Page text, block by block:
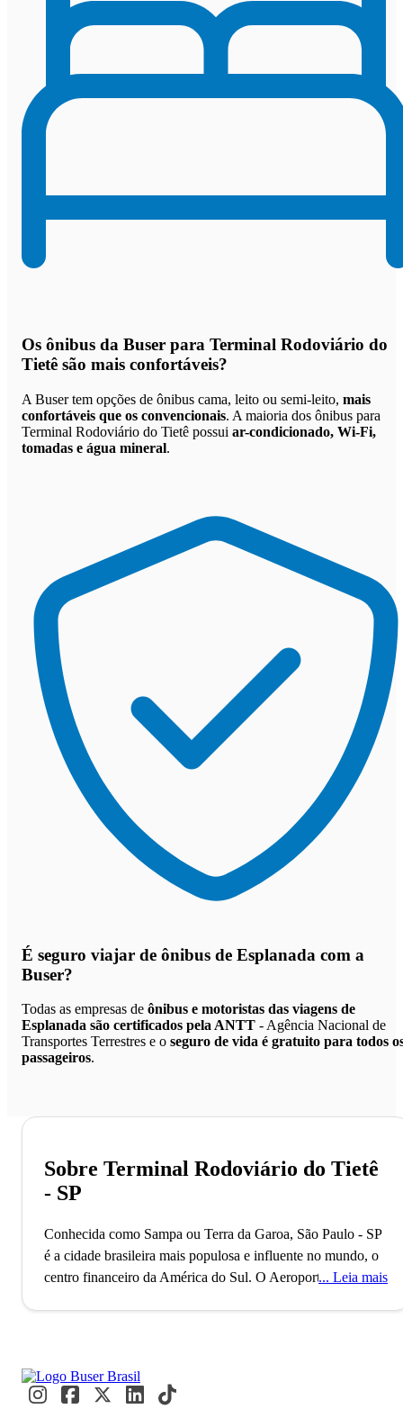
Os ônibus da Buser para Terminal Rodoviário do
Tietê são mais confortáveis?
A Buser tem opções de ônibus cama, leito ou semi-leito, mais
confortáveis que os convencionais. A maioria dos ônibus para
Terminal Rodoviário do Tietê possui ar-condicionado, Wi-Fi,
tomadas e água mineral.
É seguro viajar de ônibus de Esplanada com a
Buser?
Todas as empresas de ônibus e motoristas das viagens de
Esplanada são certificados pela ANTT - Agência Nacional de
Transportes Terrestres e o seguro de vida é gratuito para todos
passageiros.
Sobre Terminal Rodoviário do Tietê
- SP
Conhecida como Sampa ou Terra da Garoa, São Paulo - SP
é a cidade brasileira mais populosa e influente no mundo, o
centro financeiro da América do Sul. O Aeroporto de
eventos internacionais como a Bienal de Arte e a São Paulo
Leia mais